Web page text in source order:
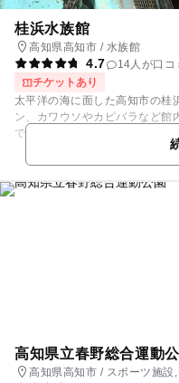
桂浜水族館
高知県高知市 / 水族館
4.7
14人が口コ
チケットあり
太平洋の海に面した高知市の桂
ン、カワウソやカピバラなど館
できます。 ふれあいながら、
に「ふれて」、命を「感じる」
い感動や、学びをお約束！ ま
は、ダイナミックなジャンプ技
から飛び出して観覧席までやっ
ます。 毎日開催しているペン
いっしょに記念撮影もできます
高知県立春野総合運動
高知県高知市 / スポーツ施設